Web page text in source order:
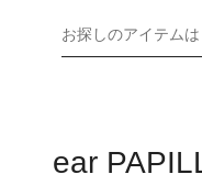
お探しのアイテム
ear